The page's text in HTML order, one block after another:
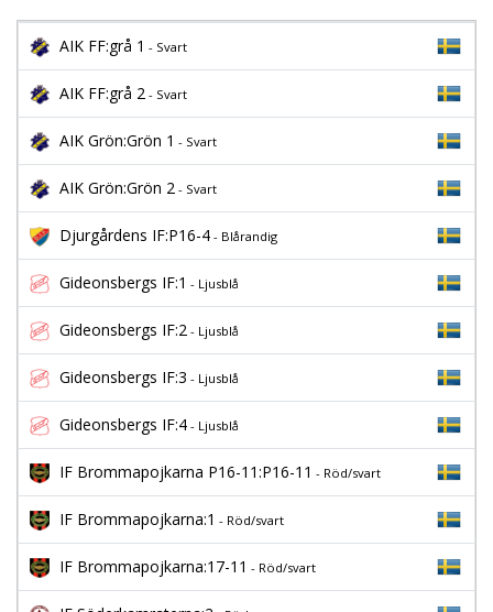
AIK FF:grå 1 - Svart
AIK FF:grå 2 - Svart
AIK Grön:Grön 1 - Svart
AIK Grön:Grön 2 - Svart
Djurgårdens IF:P16-4 - Blårandig
Gideonsbergs IF:1 - Ljusblå
Gideonsbergs IF:2 - Ljusblå
Gideonsbergs IF:3 - Ljusblå
Gideonsbergs IF:4 - Ljusblå
IF Brommapojkarna P16-11:P16-11 - Röd/svart
IF Brommapojkarna:1 - Röd/svart
IF Brommapojkarna:17-11 - Röd/svart